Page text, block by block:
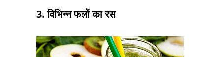
3. विभिन्न फलों का रस